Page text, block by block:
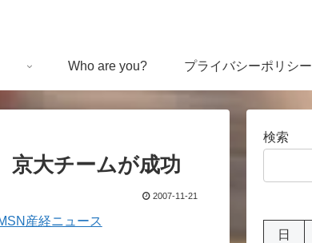
Who are you? プライバシーポリシー
京大チームが成功
2007-11-21
産経ニュース
検索
日